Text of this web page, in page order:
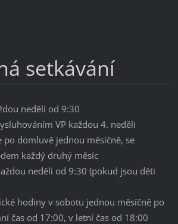
setkávání
neděli od 9:30
VP každou 4. neděli
po domluvě jednou měsíčně, se
každý druhý měsíc
neděli od 9:30 (pokud jsou děti
hodiny v sobotu jednou měsíčně po
čas od 17:00, v letní čas od 18:00